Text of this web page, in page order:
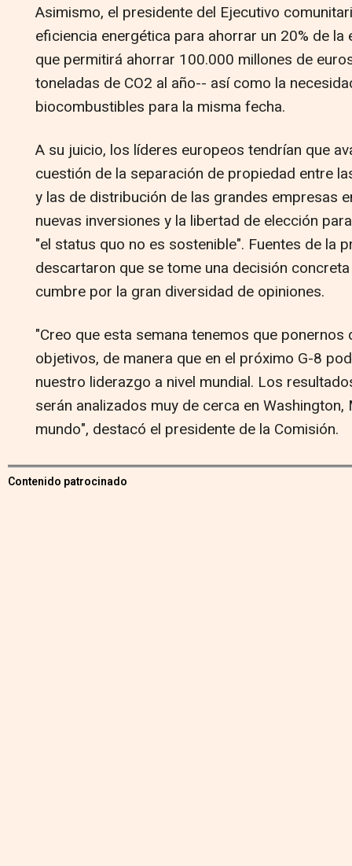
Asimismo, el presidente del Ejecutivo
eficiencia energética para ahorrar un 20% de
que permitirá ahorrar 100.000 millones de
toneladas de CO2 al año-- así como la
biocombustibles para la misma fecha.
A su juicio, los líderes europeos tendrían que
cuestión de la separación de propiedad entre
y las de distribución de las grandes empresas
nuevas inversiones y la libertad de elección
"el status quo no es sostenible". Fuentes de la
descartaron que se tome una decisión
cumbre por la gran diversidad de opiniones.
"Creo que esta semana tenemos que
objetivos, de manera que en el próximo G-8
nuestro liderazgo a nivel mundial. Los
serán analizados muy de cerca en
mundo", destacó el presidente de la Comisión.
Contenido patrocinado